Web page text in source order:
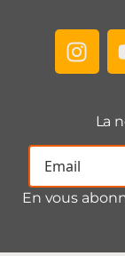
La
En vous